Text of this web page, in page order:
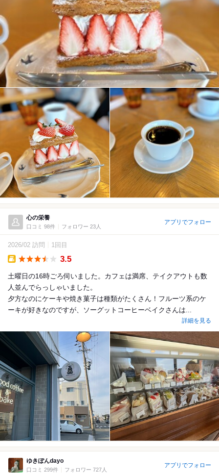
心の栄養
口コミ 98件 フォロワー 23人
アプリでフォロー
2026/02 訪問 1回目
3.5
土曜日の16時ごろ伺いました。カフェは満席、テイクアウトも数
人並んでらっしゃいました。
夕方なのにケーキや焼き菓子は種類がたくさん！フルーツ系のケ
ーキが好きなのですが、ソーグットコーヒーベイクさんは...
詳細を見る
ゆきぽんdayo
口コミ 299件 フォロワー 727人
アプリでフォロー